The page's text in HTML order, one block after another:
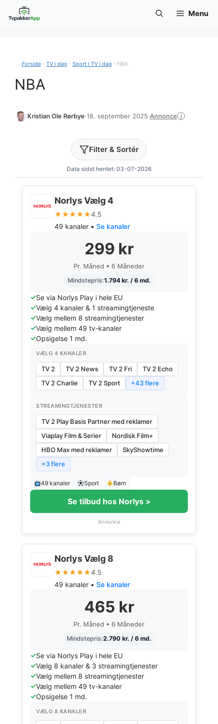
Menu
Forside - TV i dag - Sport i TV i dag - NBA
NBA
Kristian Ole Rørbye·18. september 2025·Annonce i
Filter & Sortér
Data sidst hentet: 03-07-2026
Norlys Vælg 4
★★★★★4.5
49 kanaler • Se kanaler
299 kr
Pr. Måned • 6 Måneder
Mindstepris:1.794 kr. / 6 md.
Se via Norlys Play i hele EU
Vælg 4 kanaler & 1 streamingtjeneste
Vælg mellem 8 streamingtjenester
Vælg mellem 49 tv-kanaler
Opsigelse 1 md.
VÆLG 4 KANALER
TV 2 TV 2 News TV 2 Fri
TV 2 Echo
TV 2 Charlie
TV 2 Sport +43 flere
STREAMINGTJENESTER
TV 2 Play Basis Partner med reklamer
Viaplay Film & Serier
Nordisk Film+
HBO Max med reklamer
SkyShowtime
+3 flere
49 kanaler Sport Børn
Se tilbud hos Norlys >
Annonce
Norlys Vælg 8
★★★★★4.5
49 kanaler • Se kanaler
465 kr
Pr. Måned • 6 Måneder
Mindstepris:2.790 kr. / 6 md.
Se via Norlys Play i hele EU
Vælg 8 kanaler & 3 streamingtjenester
Vælg mellem 8 streamingtjenester
Vælg mellem 49 tv-kanaler
Opsigelse 1 md.
VÆLG 8 KANALER